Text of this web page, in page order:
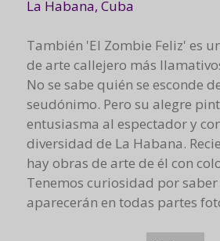
La Habana, Cuba
También 'El Zombie Feliz' es
de arte callejero más
No se sabe quién se esconde
seudónimo. Pero su alegre
entusiasma al espectador y
diversidad de La Habana.
hay obras de arte de él con
Tenemos curiosidad por
aparecerán en todas partes